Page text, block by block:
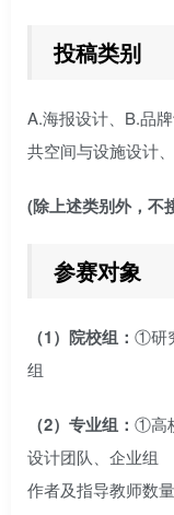
投稿类别
A.海报设计、B.品
共空间与设施设计
(除上述类别外，不
参赛对象
（1）院校组： ①研
组
（2）专业组： ①高
设计团队、企业组
作者及指导教师数